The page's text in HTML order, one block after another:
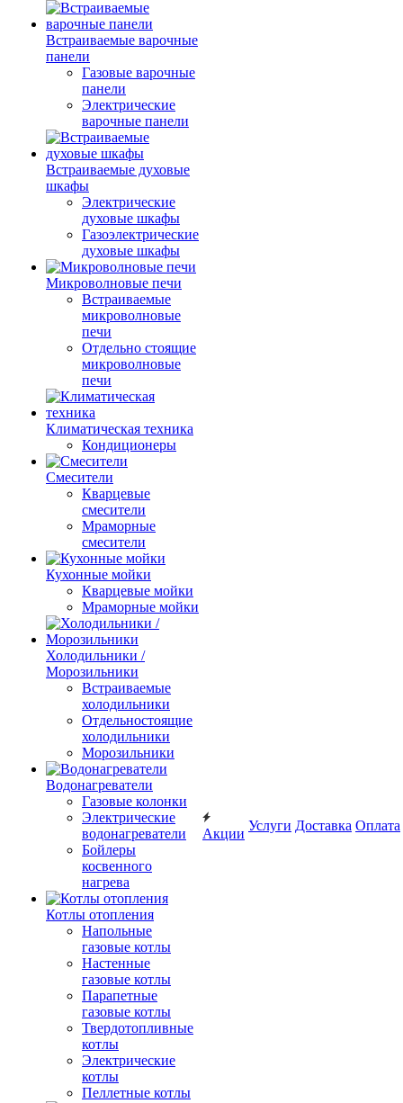
Встраиваемые варочные
панели
Газовые варочные
панели
Электрические
варочные панели
Встраиваемые духовые
шкафы
Электрические
духовые шкафы
Газоэлектрические
духовые шкафы
Микроволновые печи
Встраиваемые
микроволновые
печи
Отдельно стоящие
микроволновые
печи
Климатическая техника
Кондиционеры
Смесители
Кварцевые
смесители
Мраморные
смесители
Кухонные мойки
Кварцевые мойки
Мраморные мойки
Холодильники /
Морозильники
Встраиваемые
холодильники
Отдельностоящие
холодильники
Морозильники
Водонагреватели
Газовые колонки
Электрические
водонагреватели
Бойлеры
косвенного
нагрева
Котлы отопления
Напольные
газовые котлы
Настенные
газовые котлы
Парапетные
газовые котлы
Твердотопливные
котлы
Электрические
котлы
Пеллетные котлы
Акции
Услуги Доставка Оплата